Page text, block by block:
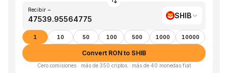
Recibir ~
SHIB
1 10 50 100 500 1000 10000
Convert RON to SHIB
Cero comisiones · más de 350 criptos · más de 40 monedas fiat